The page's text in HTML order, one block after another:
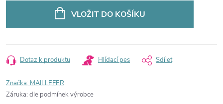
VLOŽIT DO KOŠÍKU
Dotaz k produktu Hlídací pes Sdílet
Značka: MAILLEFER
Záruka: dle podmínek výrobce